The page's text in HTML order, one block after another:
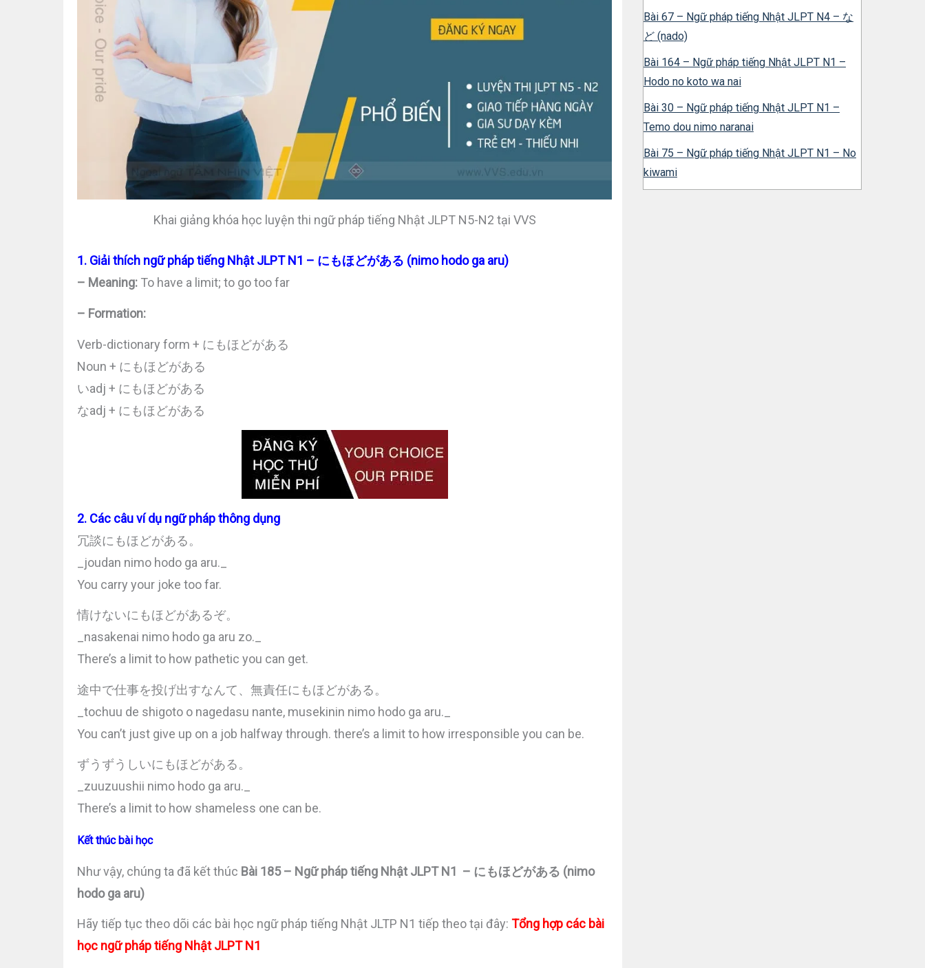
Khai giảng khóa học luyện thi ngữ pháp tiếng Nhật JLPT N5-N2 tại VVS
1. Giải thích ngữ pháp tiếng Nhật JLPT N1 – にもほどがある (nimo hodo ga aru)
– Meaning: To have a limit; to go too far
– Formation:
Verb-dictionary form + にもほどがある
Noun + にもほどがある
いadj + にもほどがある
なadj + にもほどがある
2. Các câu ví dụ ngữ pháp thông dụng
冗談にもほどがある。
_joudan nimo hodo ga aru._
You carry your joke too far.
情けないにもほどがあるぞ。
_nasakenai nimo hodo ga aru zo._
There’s a limit to how pathetic you can get.
途中で仕事を投げ出すなんて、無責任にもほどがある。
_tochuu de shigoto o nagedasu nante, musekinin nimo hodo ga aru._
You can’t just give up on a job halfway through. there’s a limit to how irresponsible you can be.
ずうずうしいにもほどがある。
_zuuzuushii nimo hodo ga aru._
There’s a limit to how shameless one can be.
Kết thúc bài học
Như vậy, chúng ta đã kết thúc Bài 185 – Ngữ pháp tiếng Nhật JLPT N1 – にもほどがある (nimo
hodo ga aru)
Hãy tiếp tục theo dõi các bài học ngữ pháp tiếng Nhật JLTP N1 tiếp theo tại đây: Tổng hợp các bài
học ngữ pháp tiếng Nhật JLPT N1
Bài 67 – Ngữ pháp tiếng Nhật JLPT N4 – な
ど (nado)
Bài 164 – Ngữ pháp tiếng Nhật JLPT N1 –
Hodo no koto wa nai
Bài 30 – Ngữ pháp tiếng Nhật JLPT N1 –
Temo dou nimo naranai
Bài 75 – Ngữ pháp tiếng Nhật JLPT N1 – No
kiwami